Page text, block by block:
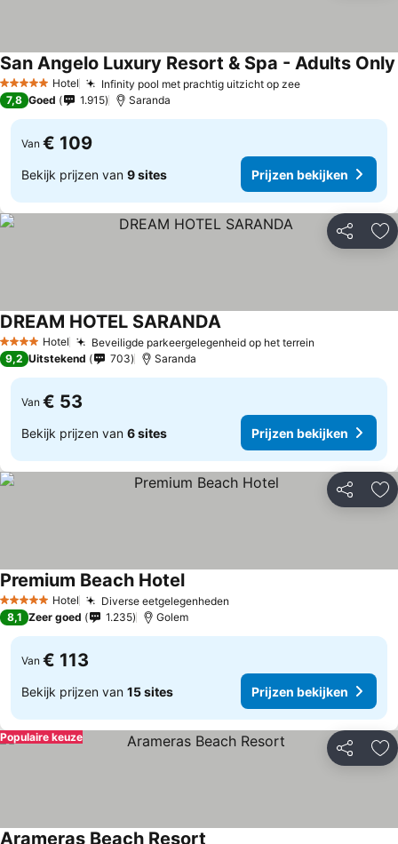
5 Sterren Hotel Infinity pool met prachtig uitzicht op zee
San Angelo Luxury Resort & Spa - Adults Only
7,8 Goed 1.915 Saranda
Van € 109
Bekijk prijzen van 9 sites Prijzen bekijken
Delen
4 SterrenHotel Beveiligde parkeergelegenheid op het terrein
DREAM HOTEL SARANDA
9,2 Uitstekend 703 Saranda
Van € 53
Bekijk prijzen van 6 sites Prijzen bekijken
Delen
5 Sterren Hotel Diverse eetgelegenheden
Premium Beach Hotel
8,1 Zeer goed 1.235 Golem
Van € 113
Bekijk prijzen van 15 sites Prijzen bekijken
Delen
Populaire keuze
Arameras Beach Resort